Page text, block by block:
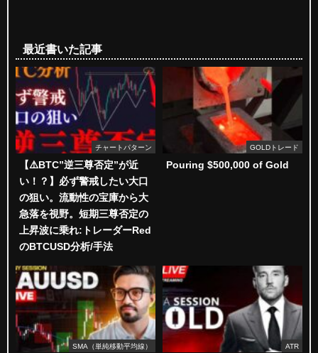
最近書いた記事
チャートパターン
【⚠️BTC”逆三尊否定”が近
い！？】必ず警戒したい大口
の狙い。流動性の宝庫から大
急落を視野。短期三尊否定の
上昇波に乗れ:トレーダーRed
のBTCUSD分析/手法
GOLDトレード
Pouring $500,000 of Gold
SMA（単純移動平均線） ATR